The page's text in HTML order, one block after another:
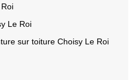
Le Roi
sur toiture Choisy Le Roi